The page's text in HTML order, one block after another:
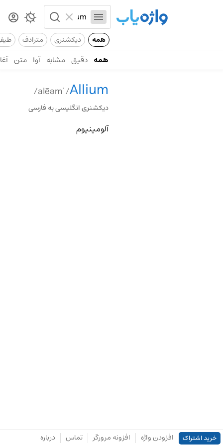
همه دیکشنری مترادف
همه دقیق مشابه آوا متن
Allium
/ˈalēəm/
دیکشنری انگلیسی به فارسی
آلومینیوم
خرید اشتراک افزودن واژه افزونه مرورگر تماس درباره